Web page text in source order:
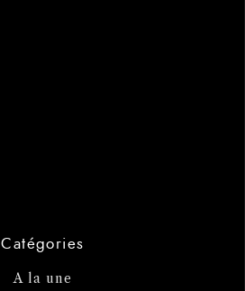
Catégories
A la une